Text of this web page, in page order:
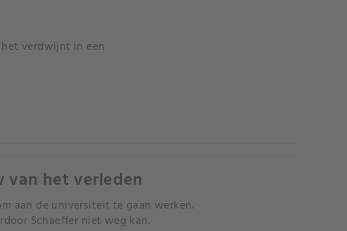
verdwijnt in een
van het verleden
aan de universiteit te gaan werken.
Schaeffer niet weg kan.